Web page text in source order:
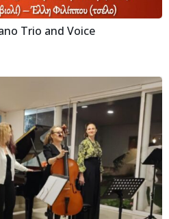
Trio and Voice